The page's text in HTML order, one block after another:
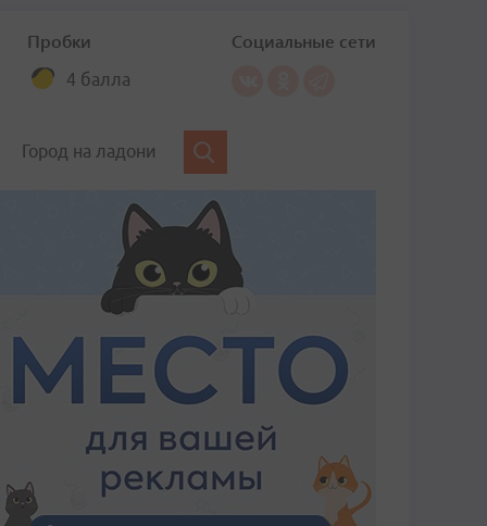
Пробки
4 балла
Социальные сети
Город на ладони